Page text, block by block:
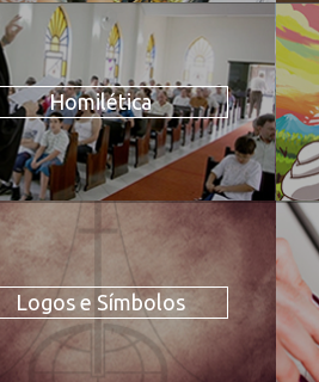
Homilética
Logos e Símbolos